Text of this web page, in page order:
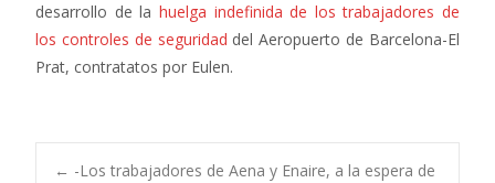
desarrollo de la huelga indefinida de los trabajadores de
los controles de seguridad del Aeropuerto de Barcelona-El
Prat, contratatos por Eulen.
← -Los trabajadores de Aena y Enaire, a la espera de